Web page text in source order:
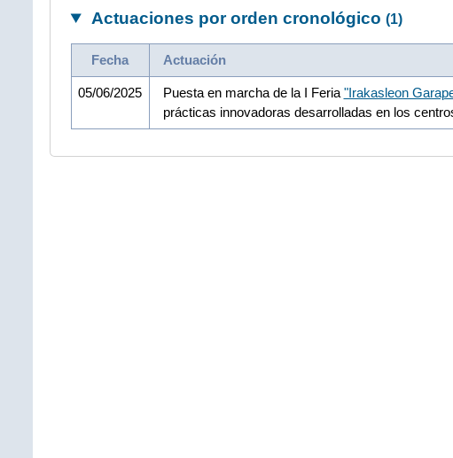
Actuaciones por orden cronológico(1)
Fecha Actuación
05/06/2025 Puesta en marcha de la I Feria "Irakasleon
prácticas innovadoras desarrolladas en los